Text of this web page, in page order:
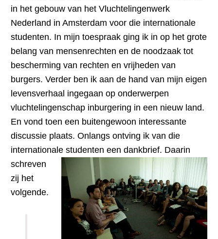
in het gebouw van het Vluchtelingenwerk
Nederland in Amsterdam voor die internationale
studenten. In mijn toespraak ging ik in op het grote
belang van mensenrechten en de noodzaak tot
bescherming van rechten en vrijheden van
burgers. Verder ben ik aan de hand van mijn eigen
levensverhaal ingegaan op onderwerpen
vluchtelingenschap inburgering in een nieuw land.
En vond toen een buitengewoon interessante
discussie plaats. Onlangs ontving ik van die
internationale studenten een dankbrief. Daarin
schreven
zij het
volgende.